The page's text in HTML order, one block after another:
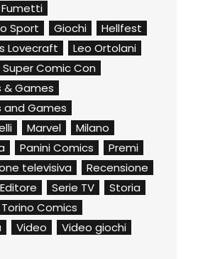
Fumetti
Sport
Giochi
Hellfest
Lovecraft
Leo Ortolani
Super Comic Con
& Games
and Games
Marvel
Milano
Panini Comics
Premi
televisiva
Recensione
Serie TV
Storia
Torino Comics
Video
Video giochi